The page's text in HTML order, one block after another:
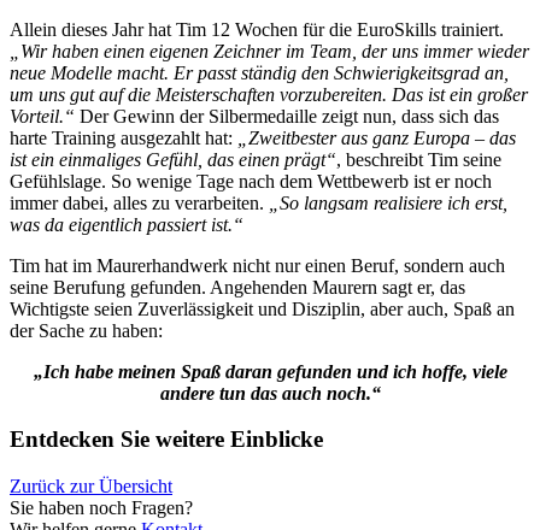
Allein dieses Jahr hat Tim 12 Wochen für die EuroSkills trainiert.
„Wir haben einen eigenen Zeichner im Team, der uns immer wieder
neue Modelle macht. Er passt ständig den Schwierigkeitsgrad an,
um uns gut auf die Meisterschaften vorzubereiten. Das ist ein großer
Vorteil.“ Der Gewinn der Silbermedaille zeigt nun, dass sich das
harte Training ausgezahlt hat:
„Zweitbester aus ganz Europa – das
ist ein einmaliges Gefühl, das einen prägt“, beschreibt Tim seine
Gefühlslage. So wenige Tage nach dem Wettbewerb ist er noch
immer dabei, alles zu verarbeiten.
„So langsam realisiere ich erst,
was da eigentlich passiert ist.“
Tim hat im Maurerhandwerk nicht nur einen Beruf, sondern auch
seine Berufung gefunden. Angehenden Maurern sagt er, das
Wichtigste seien Zuverlässigkeit und Disziplin, aber auch, Spaß an
der Sache zu haben:
„Ich habe meinen Spaß daran gefunden und ich hoffe, viele
andere tun das auch noch.“
Entdecken Sie weitere Einblicke
Zurück zur Übersicht
Sie haben noch Fragen?